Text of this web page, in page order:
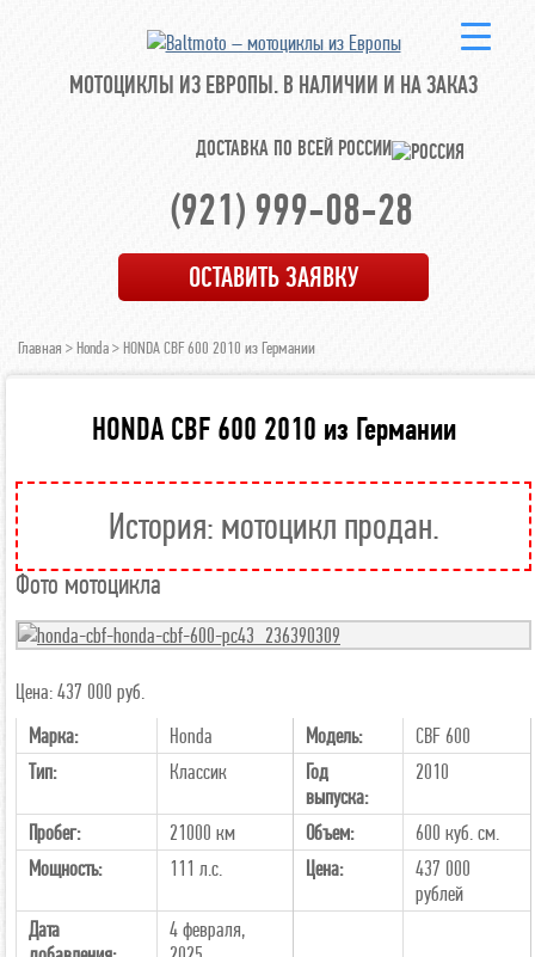
МОТОЦИКЛЫ ИЗ ЕВРОПЫ. В НАЛИЧИИ И НА ЗАКАЗ
ДОСТАВКА ПО ВСЕЙ РОССИИ
(921) 999-08-28
ОСТАВИТЬ ЗАЯВКУ
Главная >Honda> HONDA CBF 600 2010 из Германии
HONDA CBF 600 2010 из Германии
История: мотоцикл продан.
Фото мотоцикла
Цена: 437 000 руб.
Марка:
Honda Модель:
CBF 600
Тип:
Классик
Год
выпуска:
2010
Пробег: 21000 км Объем:
600 куб. см.
Мощность:
111 л.с. Цена:
437 000
рублей
Дата
4 февраля,